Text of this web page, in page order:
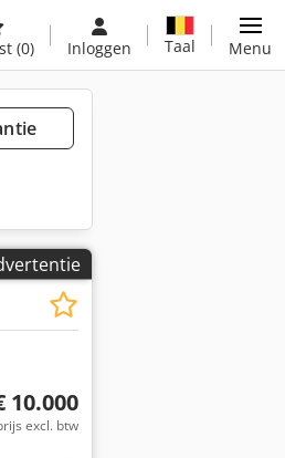
(0) Inloggen Taal Menu
10.000
excl. btw